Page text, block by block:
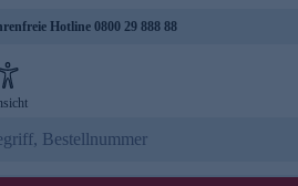
Hotline 0800 29 888 88